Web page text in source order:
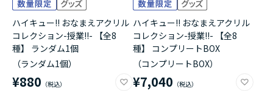
ハイキュー!! おなまえアクリル
コレクション-授業!!- 【全8
種】 ランダム1個
（ランダム1個）
¥880
ハイキュー!! おなまえアクリル
コレクション-授業!!- 【全8
種】 コンプリートBOX
（コンプリートBOX）
¥7,040